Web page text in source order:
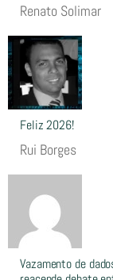
Renato Solimar
Feliz 2026!
Rui Borges
Vazamento de